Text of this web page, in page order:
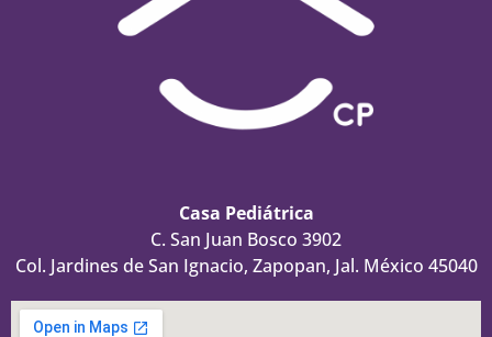
Casa Pediátrica
C. San Juan Bosco 3902
Col. Jardines de San Ignacio, Zapopan, Jal. México 45040